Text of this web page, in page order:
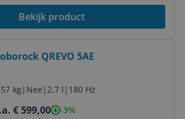
Bekijk product
QREVO 5AE
kg| Nee |2,7 l | 180 Hz
€ 599,00 -3%